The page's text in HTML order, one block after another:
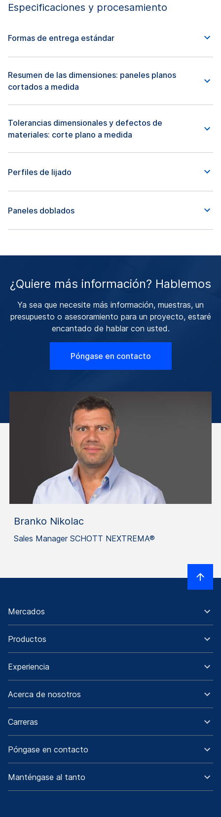
Especificaciones y procesamiento
Formas de entrega estándar
Resumen de las dimensiones: paneles planos
cortados a medida
Tolerancias dimensionales y defectos de
materiales: corte plano a medida
Perfiles de lijado
Paneles doblados
¿Quiere más información? Hablemos
Ya sea que necesite más información, muestras, un
presupuesto o asesoramiento para un proyecto, estaré
encantado de hablar con usted.
Póngase en contacto
Branko Nikolac
Sales Manager SCHOTT NEXTREMA®
Mercados
Productos
Experiencia
Acerca de nosotros
Carreras
Póngase en contacto
Manténgase al tanto